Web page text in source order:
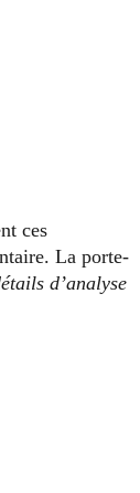
ces
La porte-
d’analyse